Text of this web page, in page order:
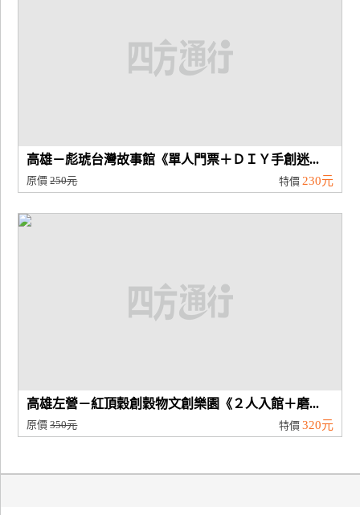
高雄－彪琥台灣故事館《單人門票＋ＤＩＹ手創迷...
原價250元 特價 230元
高雄左營－紅頂穀創穀物文創樂園《２人入館＋磨...
原價350元 特價 320元